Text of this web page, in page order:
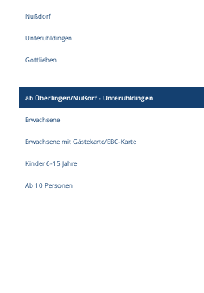
Nußdorf
Unteruhldingen
Gottlieben
ab Überlingen/­Nußorf - Unteruhldingen
Erwachsene
Erwachsene mit Gästekarte/EBC-Karte
Kinder6-15 Jahre
Ab 10 Personen